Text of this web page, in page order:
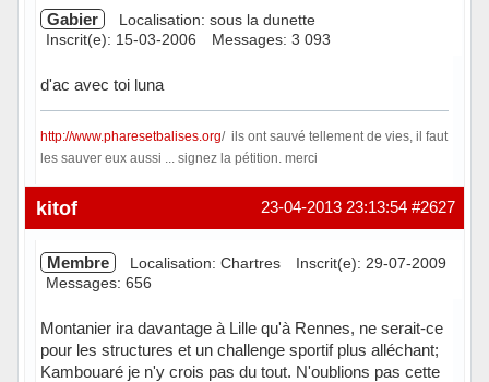
Gabier
Localisation: sous la dunette
Inscrit(e): 15-03-2006
Messages: 3 093
d'ac avec toi luna
http://www.pharesetbalises.org/ ils ont sauvé tellement de vies, il faut
les sauver eux aussi ... signez la pétition. merci
Hors ligne #2627
23-04-2013 23:13:54
kitof
Membre Localisation: Chartres
Inscrit(e): 29-07-2009
Messages: 656
Montanier ira davantage à Lille qu'à Rennes, ne serait-ce
pour les structures et un challenge sportif plus alléchant;
Kambouaré je n'y crois pas du tout. N'oublions pas cette